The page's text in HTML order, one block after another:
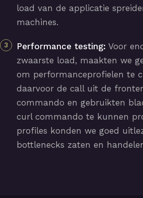
load van de applicatie
machines.
Performance testing: Voor
zwaarste load, maakten we
om performanceprofielen te
daarvoor de call uit de
commando en gebruikten
curl commando te kunnen
profiles konden we goed
bottlenecks zaten en